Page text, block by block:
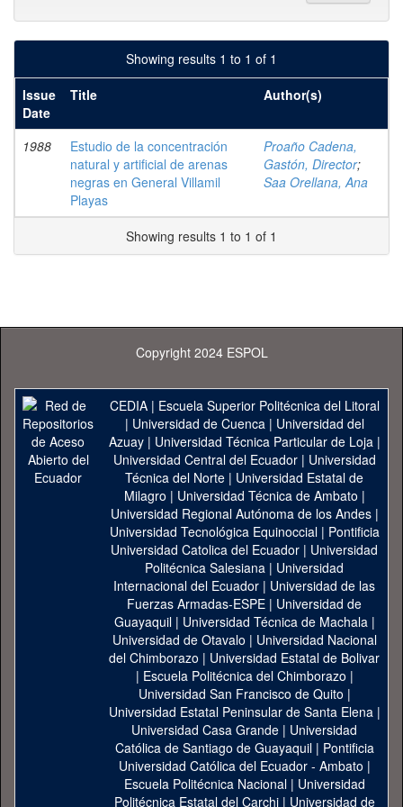
Showing results 1 to 1 of 1
Issue
Date
Title Author(s)
1988
Estudio de la concentración
natural y artificial de arenas
negras en General Villamil
Playas
Proaño Cadena,
Gastón, Director;
Saa Orellana, Ana
Showing results 1 to 1 of 1
Copyright 2024 ESPOL
CEDIA| Escuela Superior Politécnica del Litoral
| Universidad de Cuenca| Universidad del
Azuay| Universidad Técnica Particular de Loja|
Universidad Central del Ecuador| Universidad
Técnica del Norte | Universidad Estatal de
Milagro | Universidad Técnica de Ambato |
Universidad Regional Autónoma de los Andes|
Universidad Tecnológica Equinoccial| Pontificia
Universidad Catolica del Ecuador | Universidad
Politécnica Salesiana | Universidad
Internacional del Ecuador | Universidad de las
Fuerzas Armadas-ESPE | Universidad de
Guayaquil| Universidad Técnica de Machala|
Universidad de Otavalo | Universidad Nacional
del Chimborazo | Universidad Estatal de Bolivar
| Escuela Politécnica del Chimborazo |
Universidad San Francisco de Quito |
Universidad Estatal Peninsular de Santa Elena|
Universidad Casa Grande | Universidad
Católica de Santiago de Guayaquil| Pontificia
Universidad Católica del Ecuador - Ambato |
Escuela Politécnica Nacional| Universidad
Politécnica Estatal del Carchi| Universidad de